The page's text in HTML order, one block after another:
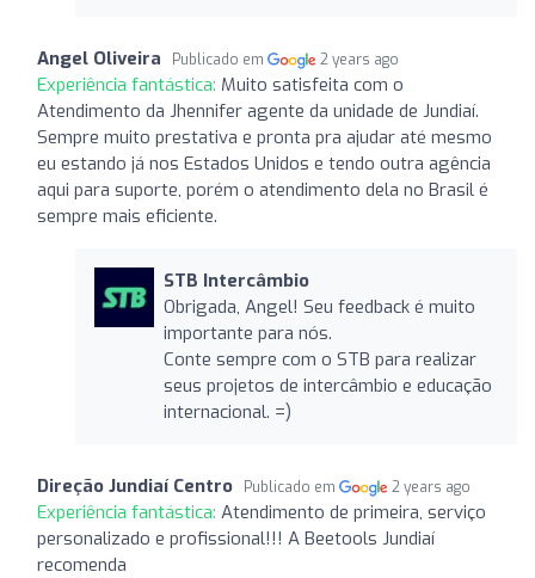
Angel Oliveira Publicado em 2 years ago
Experiência fantástica: Muito satisfeita com o
Atendimento da Jhennifer agente da unidade de Jundiaí.
Sempre muito prestativa e pronta pra ajudar até mesmo
eu estando já nos Estados Unidos e tendo outra agência
aqui para suporte, porém o atendimento dela no Brasil é
sempre mais eficiente.
STB Intercâmbio
Obrigada, Angel! Seu feedback é muito
importante para nós.
Conte sempre com o STB para realizar
seus projetos de intercâmbio e educação
internacional. =)
Direção Jundiaí Centro Publicado em 2 years ago
Experiência fantástica: Atendimento de primeira, serviço
personalizado e profissional!!! A Beetools Jundiaí
recomenda